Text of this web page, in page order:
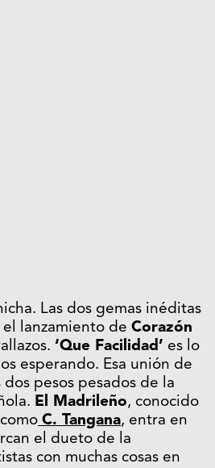
Las dos gemas inéditas
lanzamiento de Corazón
‘Que Facilidad’ es lo
esperando. Esa unión de
pesos pesados de la
El Madrileño, conocido
C. Tangana, entra en
el dueto de la
con muchas cosas en